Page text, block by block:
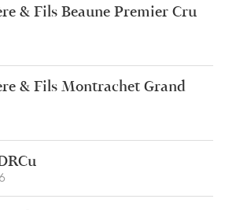
& Fils Beaune Premier Cru
& Fils Montrachet Grand